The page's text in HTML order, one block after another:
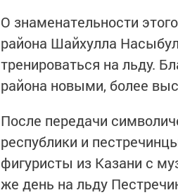
О знаменательности
района Шайхулла
тренироваться на льду.
района новыми, более
После передачи
республики и
фигуристы из Казани с
же день на льду